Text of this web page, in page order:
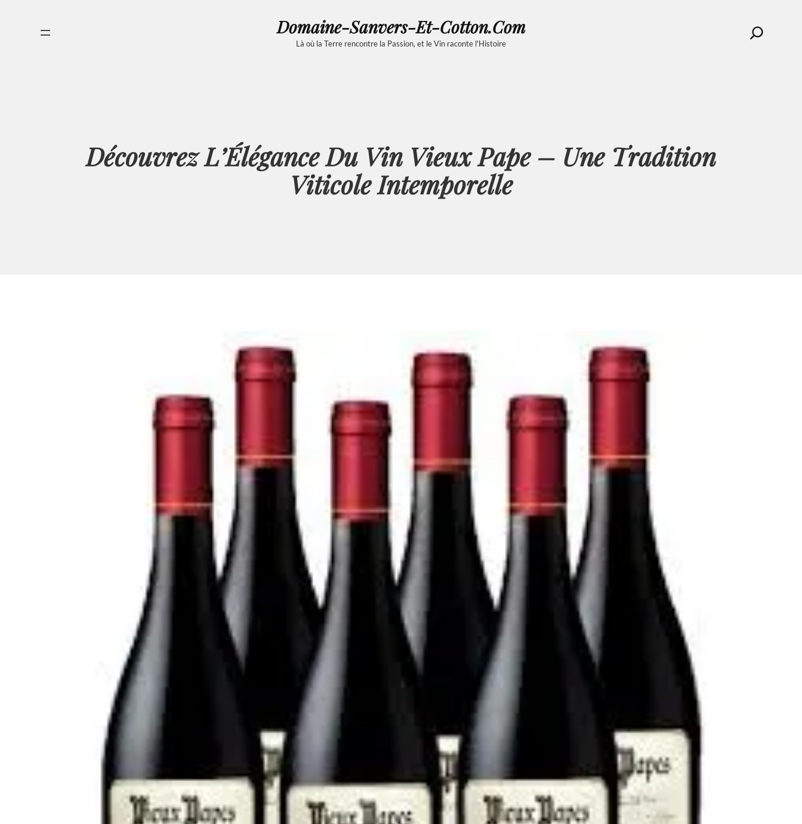
Domaine-Sanvers-Et-Cotton.com
Là où la Terre rencontre la Passion, et le Vin raconte l'Histoire
Search
Découvrez L’Élégance Du Vin Vieux Pape – Une Tradition
Viticole Intemporelle